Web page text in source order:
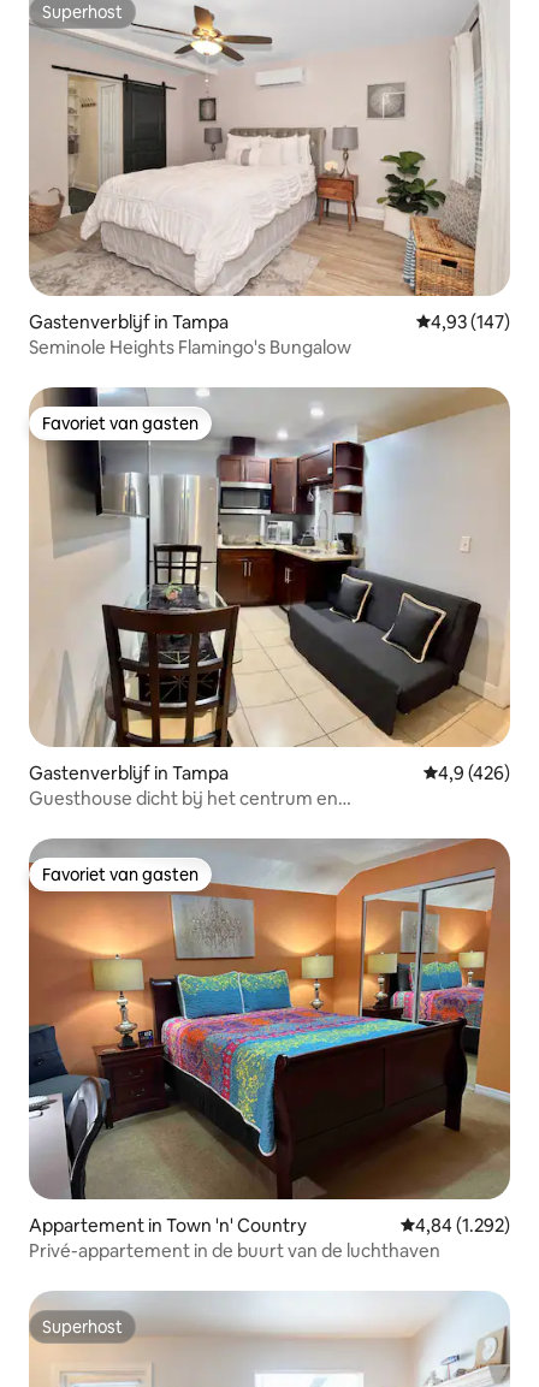
Superhost
Superhost
Gastenverblijf in Tampa Gemiddelde
4,93 (147)
Seminole Heights Flamingo's Bungalow
Favoriet van gasten
Favoriet van gasten
Gastenverblijf in Tampa Gemiddelde
4,9 (426)
Guesthouse dicht bij het centrum en
Favoriet van gasten
Favoriet van gasten
Appartement in Town 'n' Country Gemiddelde
4,84 (1.292)
Privé-appartement in de buurt van de luchthaven
Superhost
Superhost